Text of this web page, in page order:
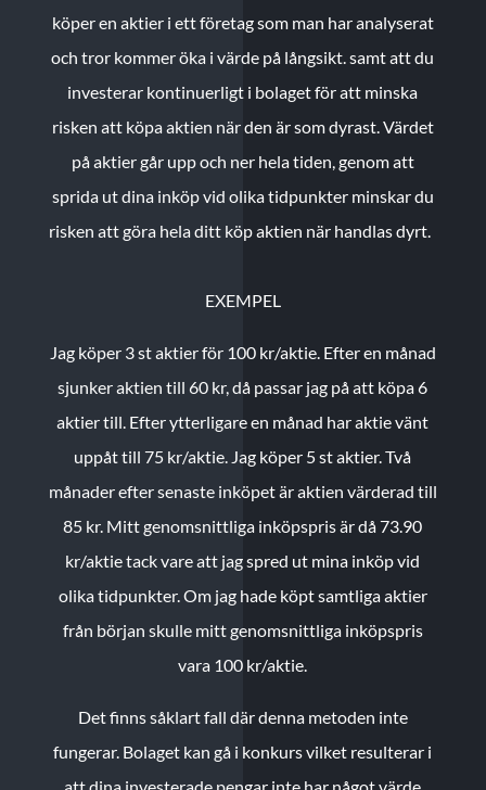
köper en aktier i ett företag som man har analyserat
och tror kommer öka i värde på långsikt. samt att du
investerar kontinuerligt i bolaget för att minska
risken att köpa aktien när den är som dyrast. Värdet
på aktier går upp och ner hela tiden, genom att
sprida ut dina inköp vid olika tidpunkter minskar du
risken att göra hela ditt köp aktien när handlas dyrt.
EXEMPEL
Jag köper 3 st aktier för 100 kr/aktie. Efter en månad
sjunker aktien till 60 kr, då passar jag på att köpa 6
aktier till. Efter ytterligare en månad har aktie vänt
uppåt till 75 kr/aktie. Jag köper 5 st aktier.Två
månader efter senaste inköpet är aktien värderad till
85 kr. Mitt genomsnittliga inköpspris är då 73.90
kr/aktie tack vare att jag spred ut mina inköp vid
olika tidpunkter. Om jag hade köpt samtliga aktier
från början skulle mitt genomsnittliga inköpspris
vara 100 kr/aktie.
Det finns såklart fall där denna metoden inte
fungerar. Bolaget kan gå i konkurs vilket resulterar i